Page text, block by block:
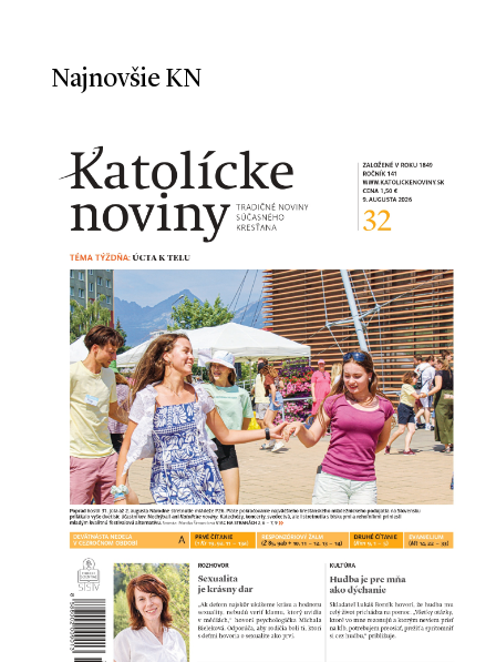
Najnovšie KN